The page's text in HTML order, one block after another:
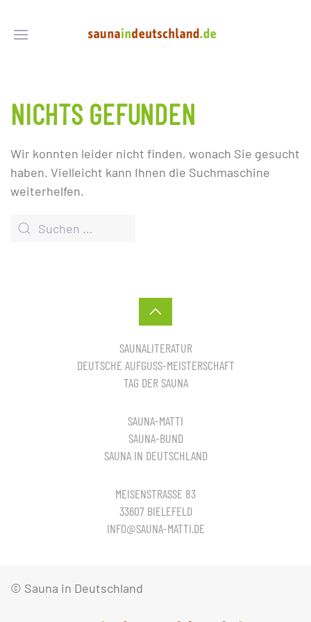
NICHTS GEFUNDEN
Wir konnten leider nicht finden, wonach Sie gesucht
haben. Vielleicht kann Ihnen die Suchmaschine
weiterhelfen.
SAUNALITERATUR
DEUTSCHE AUFGUSS-MEISTERSCHAFT
TAG DER SAUNA
SAUNA-MATTI
SAUNA-BUND
SAUNA IN DEUTSCHLAND
MEISENSTRASSE 83
33607 BIELEFELD
INFO@SAUNA-MATTI.DE
© Sauna in Deutschland